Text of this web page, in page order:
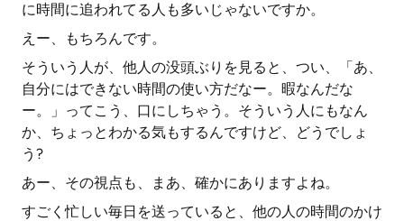
に時間に追われてる人も多いじゃないですか。
えー、もちろんです。
そういう人が、他人の没頭ぶりを見ると、つい、「あ、
自分にはできない時間の使い方だなー。暇なんだな
ー。」ってこう、口にしちゃう。そういう人にもなん
か、ちょっとわかる気もするんですけど、どうでしょ
う?
あー、その視点も、まあ、確かにありますよね。
すごく忙しい毎日を送っていると、他の人の時間のかけ